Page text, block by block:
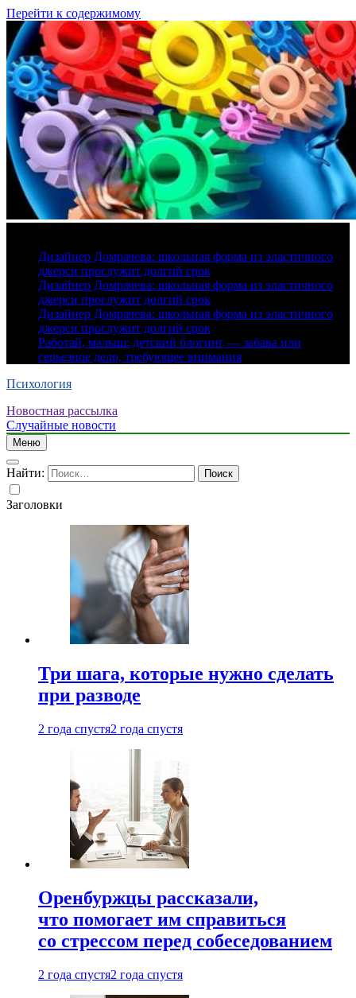
Перейти к содержимому
Дизайнер Домрачева: школьная форма из эластичного
джерси прослужит долгий срок
Дизайнер Домрачева: школьная форма из эластичного
джерси прослужит долгий срок
Дизайнер Домрачева: школьная форма из эластичного
джерси прослужит долгий срок
Работай, малыш: детский блогинг — забава или
серьезное дело, требующее внимания
Психология
Новостная рассылка
Случайные новости
Меню
Найти:
Заголовки
Три шага, которые нужно сделать
при разводе
2 года спустя2 года спустя
Оренбуржцы рассказали,
что помогает им справиться
со стрессом перед собеседованием
2 года спустя2 года спустя